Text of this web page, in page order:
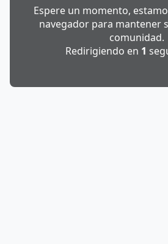
Espere un momento,
navegador para mantener
comunidad.
Redirigiendo en 1